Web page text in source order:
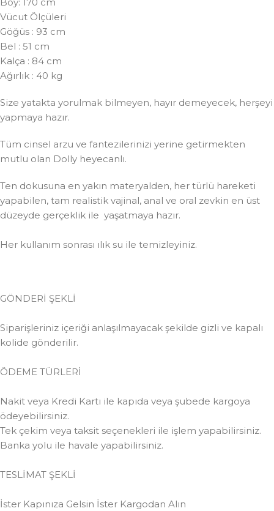
Boy: 170 cm
Vücut Ölçüleri
Göğüs : 93 cm
Bel : 51 cm
Kalça : 84 cm
Ağırlık : 40 kg
Size yatakta yorulmak bilmeyen, hayır demeyecek, herşeyi
yapmaya hazır.
Tüm cinsel arzu ve fantezilerinizi yerine getirmekten
mutlu olan Dolly heyecanlı.
Ten dokusuna en yakın materyalden, her türlü hareketi
yapabilen, tam realistik vajinal, anal ve oral zevkin en üst
düzeyde gerçeklik ile yaşatmaya hazır.
Her kullanım sonrası ılık su ile temizleyiniz.
GÖNDERİ ŞEKLİ
Siparişleriniz içeriği anlaşılmayacak şekilde gizli ve kapalı
kolide gönderilir.
ÖDEME TÜRLERİ
Nakit veya Kredi Kartı ile kapıda veya şubede kargoya
ödeyebilirsiniz.
Tek çekim veya taksit seçenekleri ile işlem yapabilirsiniz.
Banka yolu ile havale yapabilirsiniz.
TESLİMAT ŞEKLİ
İster Kapınıza Gelsin İster Kargodan Alın